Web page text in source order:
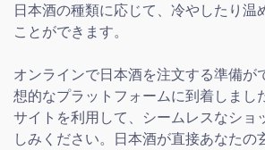
日本酒の種類に応じて、冷やしたり温
ことができます。
オンラインで日本酒を注文する準備が
想的なプラットフォームに到着しまし
サイトを利用して、シームレスなショ
しみください。日本酒が直接あなたの